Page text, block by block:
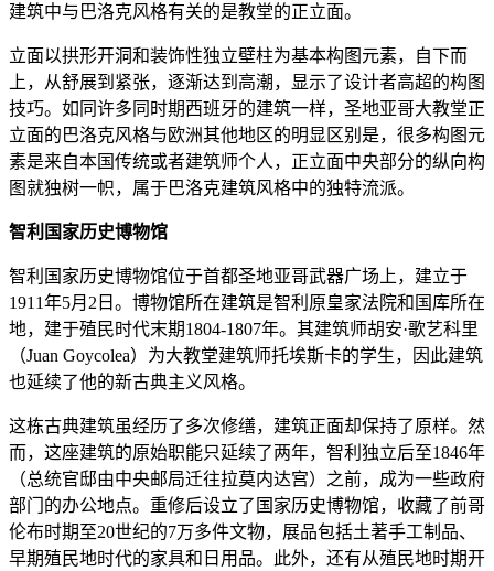
建筑中与巴洛克风格有关的是教堂的正立面。
立面以拱形开洞和装饰性独立壁柱为基本构图元素，自下而
上，从舒展到紧张，逐渐达到高潮，显示了设计者高超的构图
技巧。如同许多同时期西班牙的建筑一样，圣地亚哥大教堂正
立面的巴洛克风格与欧洲其他地区的明显区别是，很多构图元
素是来自本国传统或者建筑师个人，正立面中央部分的纵向构
图就独树一帜，属于巴洛克建筑风格中的独特流派。
智利国家历史博物馆
智利国家历史博物馆位于首都圣地亚哥武器广场上，建立于
1911年5月2日。博物馆所在建筑是智利原皇家法院和国库所在
地，建于殖民时代末期1804-1807年。其建筑师胡安·歌艺科里
（Juan Goycolea）为大教堂建筑师托埃斯卡的学生，因此建筑
也延续了他的新古典主义风格。
这栋古典建筑虽经历了多次修缮，建筑正面却保持了原样。然
而，这座建筑的原始职能只延续了两年，智利独立后至1846年
（总统官邸由中央邮局迁往拉莫内达宫）之前，成为一些政府
部门的办公地点。重修后设立了国家历史博物馆，收藏了前哥
伦布时期至20世纪的7万多件文物，展品包括土著手工制品、
早期殖民地时代的家具和日用品。此外，还有从殖民地时期开